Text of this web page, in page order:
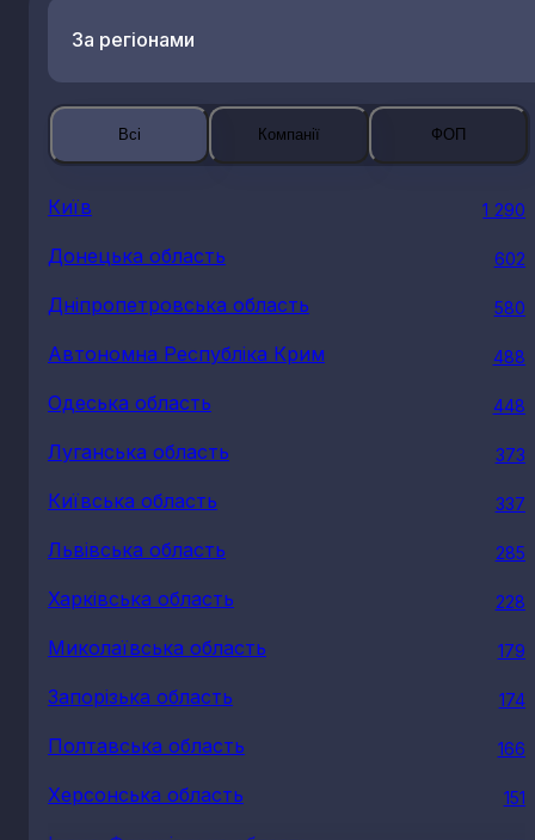
За регіонами
Всі Компанії ФОП
Київ 1 290
Донецька область 602
Дніпропетровська область 580
Автономна Республіка Крим 488
Одеська область 448
Луганська область 373
Київська область 337
Львівська область 285
Харківська область 228
Миколаївська область 179
Запорізька область 174
Полтавська область 166
Херсонська область 151